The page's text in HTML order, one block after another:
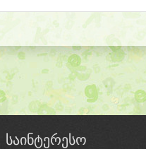
საინტერესო